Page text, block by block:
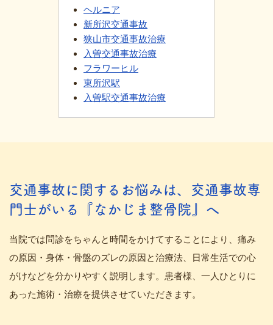
ヘルニア
新所沢交通事故
狭山市交通事故治療
入曽交通事故治療
フラワーヒル
東所沢駅
入曽駅交通事故治療
交通事故に関するお悩みは、交通事故専
門士がいる『なかじま整骨院』へ
当院では問診をちゃんと時間をかけてすることにより、痛み
の原因・身体・骨盤のズレの原因と治療法、日常生活での心
がけなどを分かりやすく説明します。患者様、一人ひとりに
あった施術・治療を提供させていただきます。